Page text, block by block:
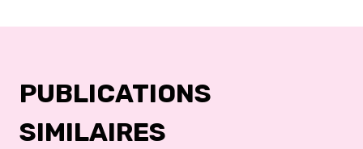
PUBLICATIONS
SIMILAIRES